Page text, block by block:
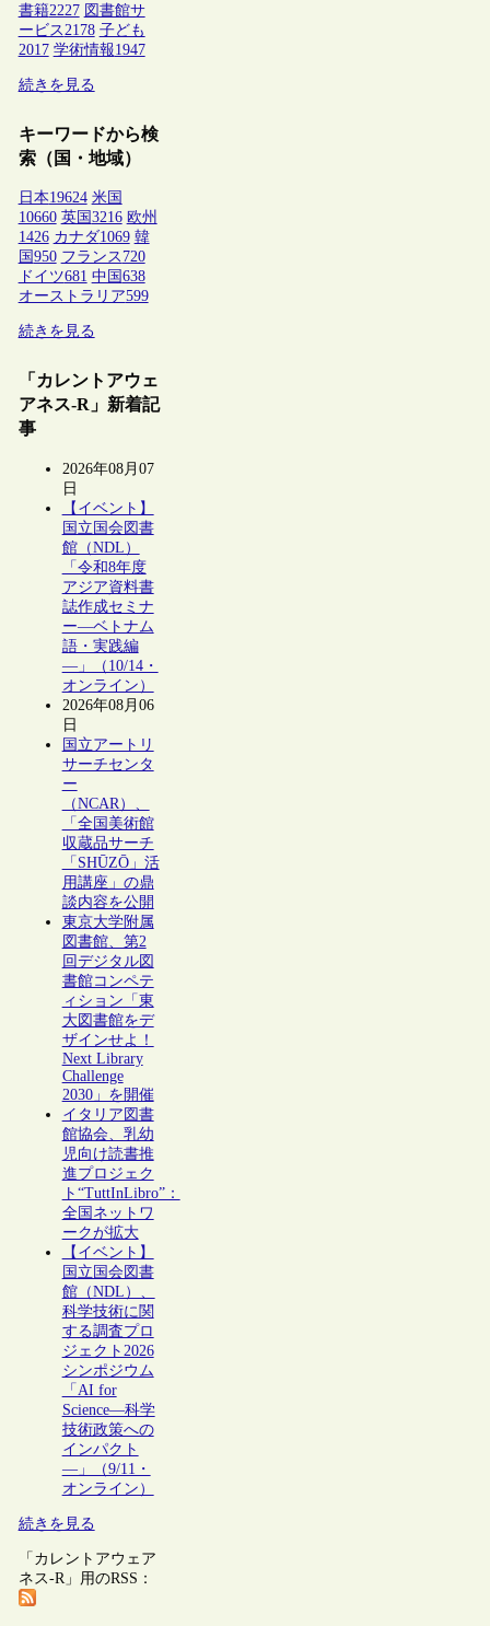
書籍2227 図書館サ
ービス 2178 子ども
2017 学術情報1947
続きを見る
キーワードから検
索（国・地域）
日本19624 米国
10660 英国 3216 欧州
1426 カナダ1069 韓
国 950 フランス 720
ドイツ681 中国 638
オーストラリア599
続きを見る
「カレントアウェ
アネス-R」新着記
事
2026年08月07
日
【イベント】
国立国会図書
館（NDL）
「令和8年度
アジア資料書
誌作成セミナ
ー―ベトナム
語・実践編
―」（10/14・
オンライン）
2026年08月06
日
国立アートリ
サーチセンタ
ー
（NCAR）、
「全国美術館
収蔵品サーチ
「SHŪZŌ」活
用講座」の鼎
談内容を公開
東京大学附属
図書館、第2
回デジタル図
書館コンペテ
ィション「東
大図書館をデ
ザインせよ！
Next Library
Challenge
2030」を開催
イタリア図書
館協会、乳幼
児向け読書推
進プロジェク
ト“TuttInLibro”：
全国ネットワ
ークが拡大
【イベント】
国立国会図書
館（NDL）、
科学技術に関
する調査プロ
ジェクト2026
シンポジウム
「AI for
Science―科学
技術政策への
インパクト
―」（9/11・
オンライン）
続きを見る
「カレントアウェア
ネス-R」用のRSS：